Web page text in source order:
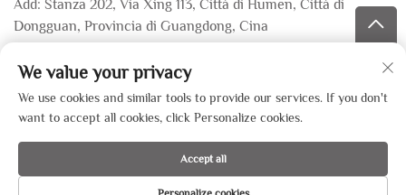
Add: Stanza 202, Via Xing 113, Città di Humen, Città di
Dongguan, Provincia di Guangdong, Cina
Informativa sulla privacy
We value your privacy
We use cookies and similar tools to provide our services. If you don't
want to accept all cookies, click Personalize cookies.
Accept all